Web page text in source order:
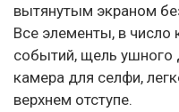
вытянутым экраном
Все элементы, в число
событий, щель ушного
камера для селфи,
верхнем отступе.